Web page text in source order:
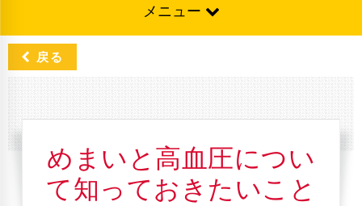
メニュー
戻る
めまいと高血圧につい
て知っておきたいこと